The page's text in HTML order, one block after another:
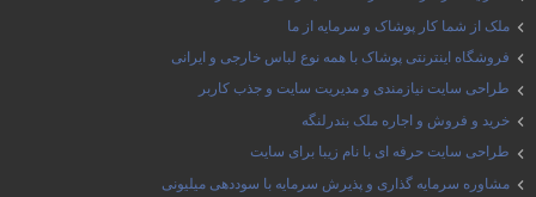
ملک از شما کار پوشاک و سرمایه از ما
فروشگاه اینترنتی پوشاک با همه نوع لباس خارجی و ایرانی
طراحی سایت نیازمندی و مدیریت سایت و جذب کاربر
خرید و فروش و اجاره ملک بندرلنگه
طراحی سایت حرفه ای با نام زیبا برای سایت
مشاوره سرمایه گذاری و پذیرش سرمایه با سوددهی میلیونی